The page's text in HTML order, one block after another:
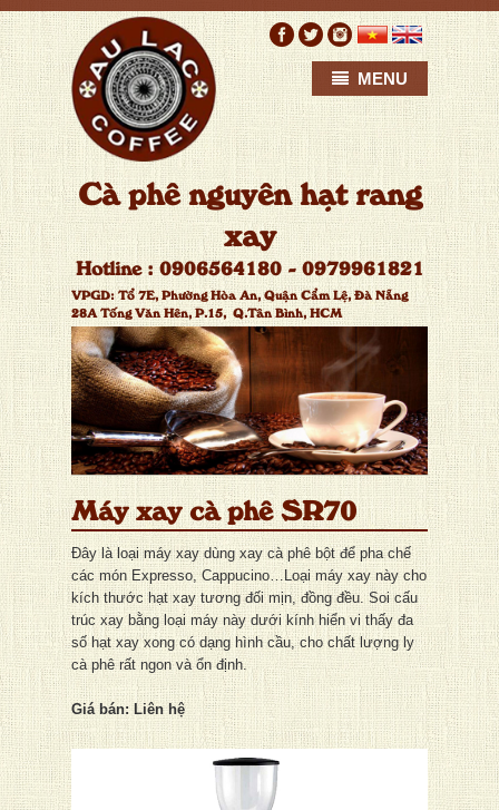
Cà phê nguyên hạt rang
xay
Hotline : 0906564180 - 0979961821
VPGD:Tổ7E,PhườngHòaAn,QuậnCẩmLệ,ĐàNẵng
28ATốngVănHên,P.15, Q.TânBình,HCM
MENU
Máy xay cà phê SR70
Đây là loại máy xay dùng xay cà phê bột để pha chế
các món Expresso, Cappucino…Loại máy xay này cho
kích thước hạt xay tương đối mịn, đồng đều. Soi cấu
trúc xay bằng loại máy này dưới kính hiển vi thấy đa
số hạt xay xong có dạng hình cầu, cho chất lượng ly
cà phê rất ngon và ổn định.
Giá bán: Liên hệ